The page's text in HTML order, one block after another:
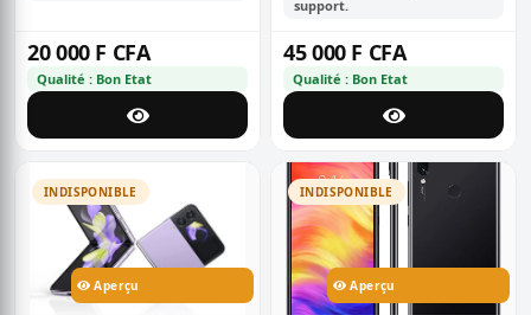
20 000 F CFA
Qualité : Bon Etat
support.
45 000 F CFA
Qualité : Bon Etat
INDISPONIBLE
Aperçu
INDISPONIBLE
Aperçu